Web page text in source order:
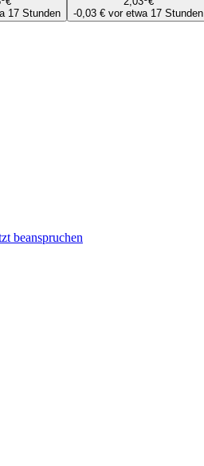
17 Stunden
-0,03 € vor etwa 17 Stunden
beanspruchen